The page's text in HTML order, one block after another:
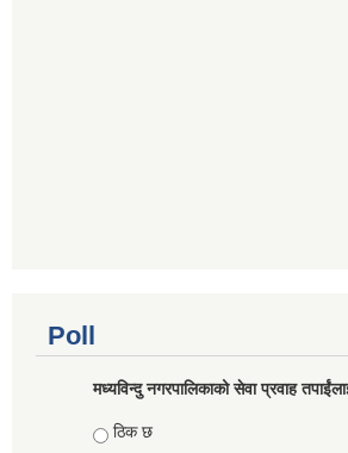
Poll
मध्यविन्दु नगरपालिकाको सेवा प्रवाह
Choices
ठिक छ